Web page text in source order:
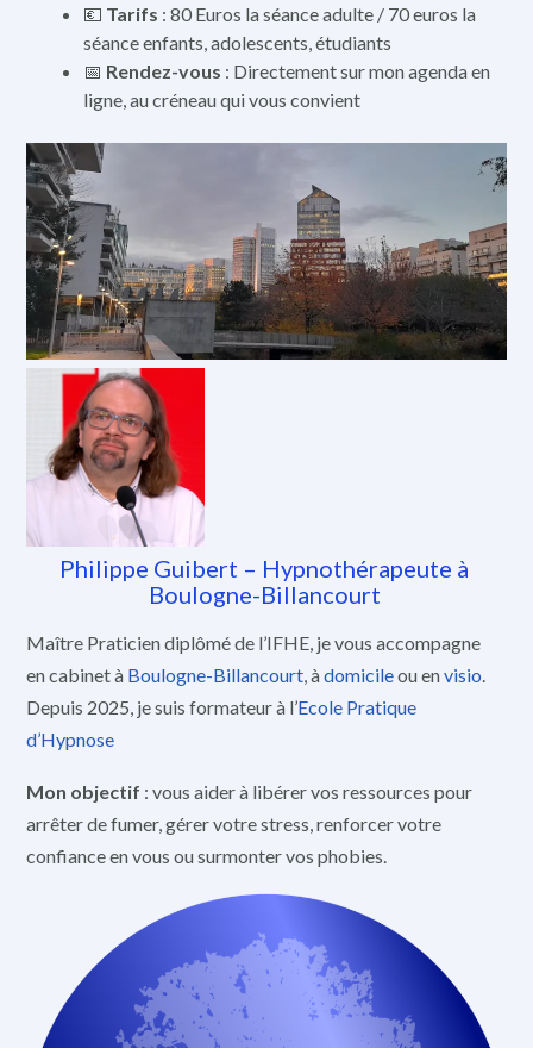
💶 Tarifs : 80 Euros la séance adulte / 70 euros la
séance enfants, adolescents, étudiants
📅 Rendez-vous : Directement sur mon agenda en
ligne, au créneau qui vous convient
Philippe Guibert – Hypnothérapeute à
Boulogne-Billancourt
Maître Praticien diplômé de l’IFHE, je vous accompagne
en cabinet à Boulogne-Billancourt , àdomicileou envisio
Depuis 2025, je suis formateur à l’Ecole Pratique
d’Hypnose
Mon objectif : vous aider à libérer vos ressources pour
arrêter de fumer, gérer votre stress, renforcer votre
confiance en vous ou surmonter vos phobies.